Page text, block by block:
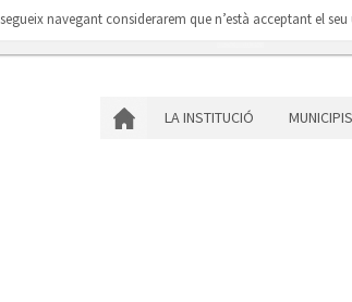
LA
LA INSTITUCIÓ MUNICIPIS
navegant considerarem que n’està acceptant el seu